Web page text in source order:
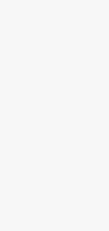
IVG: GEORGE BROWN
WEITERE